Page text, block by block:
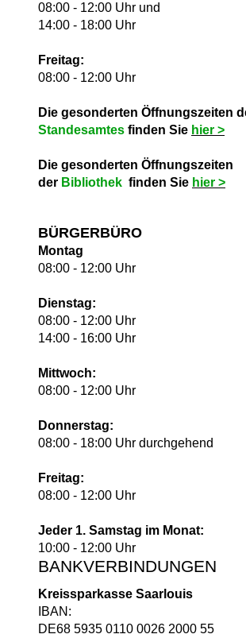
08:00 - 12:00 Uhr und
14:00 - 18:00 Uhr
Freitag:
08:00 - 12:00 Uhr
Die gesonderten Öffnungszeiten
Standesamtes finden Sie hier >
Die gesonderten Öffnungszeiten
der Bibliothek finden Sie hier >
BÜRGERBÜRO
Montag
08:00 - 12:00 Uhr
Dienstag:
08:00 - 12:00 Uhr
14:00 - 16:00 Uhr
Mittwoch:
08:00 - 12:00 Uhr
Donnerstag:
08:00 - 18:00 Uhr durchgehend
Freitag:
08:00 - 12:00 Uhr
Jeder 1. Samstag im Monat:
10:00 - 12:00 Uhr
BANKVERBINDUNGEN
Kreissparkasse Saarlouis
IBAN:
DE68 5935 0110 0026 2000 55